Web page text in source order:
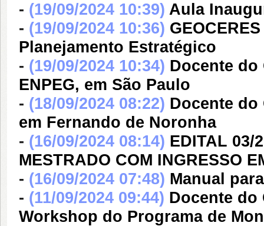
- (19/09/2024 10:39) Aula
- (19/09/2024 10:36)
Planejamento Estratégico
- (19/09/2024 10:34) Docente do
ENPEG, em São Paulo
- (18/09/2024 08:22) Docente do
em Fernando de Noronha
- (16/09/2024 08:14) EDITAL 03/
MESTRADO COM INGRESSO
- (16/09/2024 07:48) Manual
- (11/09/2024 09:44) Docente do
Workshop do Programa de